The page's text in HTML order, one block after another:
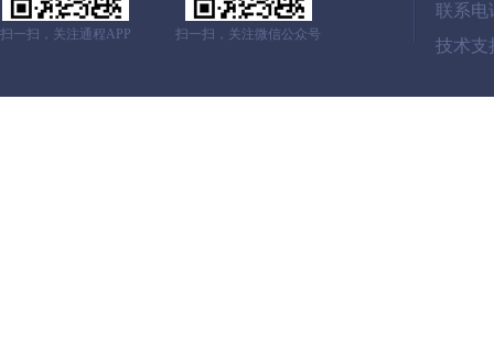
扫一扫，关注通程APP 扫一扫，关注微信公众号
联系电
技术支